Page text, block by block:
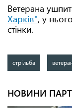
Ветерана
Харків", у
стінки.
стрільба